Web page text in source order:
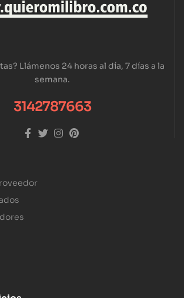
Llámenos 24 horas al día, 7 días a la
semana.
3142787663